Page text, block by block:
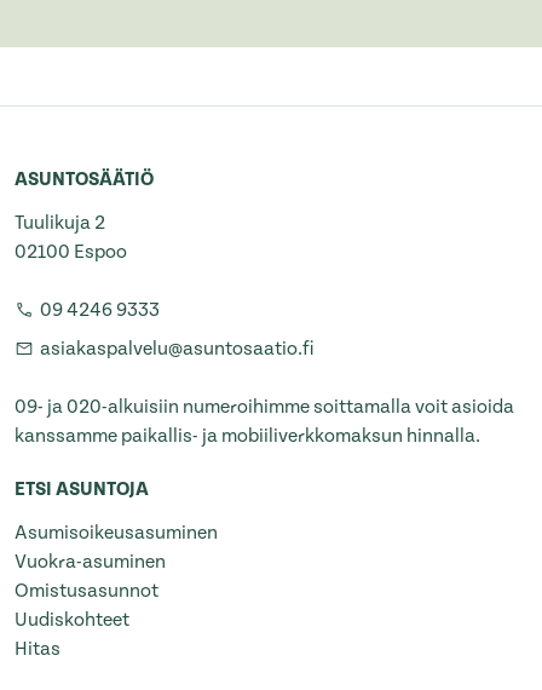
ASUNTOSÄÄTIÖ
Tuulikuja 2
02100 Espoo
09 4246 9333
asiakaspalvelu@asuntosaatio.fi
09- ja 020-alkuisiin numeroihimme soittamalla voit asioida
kanssamme paikallis- ja mobiiliverkkomaksun hinnalla.
ETSI ASUNTOJA
Asumisoikeusasuminen
Vuokra-asuminen
Omistusasunnot
Uudiskohteet
Hitas